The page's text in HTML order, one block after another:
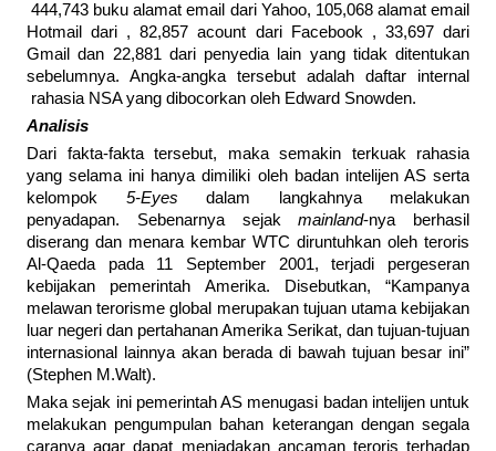
444,743 buku alamat email dari Yahoo, 105,068 alamat email
Hotmail dari , 82,857 acount dari Facebook , 33,697 dari
Gmail dan 22,881 dari penyedia lain yang tidak ditentukan
sebelumnya. Angka-angka tersebut adalah daftar internal
rahasia NSA yang dibocorkan oleh Edward Snowden.
Analisis
Dari fakta-fakta tersebut, maka semakin terkuak rahasia
yang selama ini hanya dimiliki oleh badan intelijen AS serta
kelompok 5-Eyes dalam langkahnya melakukan
penyadapan. Sebenarnya sejakmainland-nya berhasil
diserang dan menara kembar WTC diruntuhkan oleh teroris
Al-Qaeda pada 11 September 2001, terjadi pergeseran
kebijakan pemerintah Amerika. Disebutkan, “Kampanya
melawan terorisme global merupakan tujuan utama kebijakan
luar negeri dan pertahanan Amerika Serikat, dan tujuan-tujuan
internasional lainnya akan berada di bawah tujuan besar ini”
(Stephen M.Walt).
Maka sejak ini pemerintah AS menugasi badan intelijen untuk
melakukan pengumpulan bahan keterangan dengan segala
caranya agar dapat meniadakan ancaman teroris terhadap